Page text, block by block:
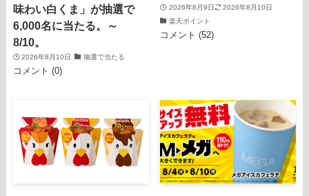
味わい白くま」が抽選で
6,000名に当たる。～
8/10。
2026年8月10日 抽選で当たる
コメント (0)
2026年8月9日
2026年8月10日
楽天ポイント
コメント (52)